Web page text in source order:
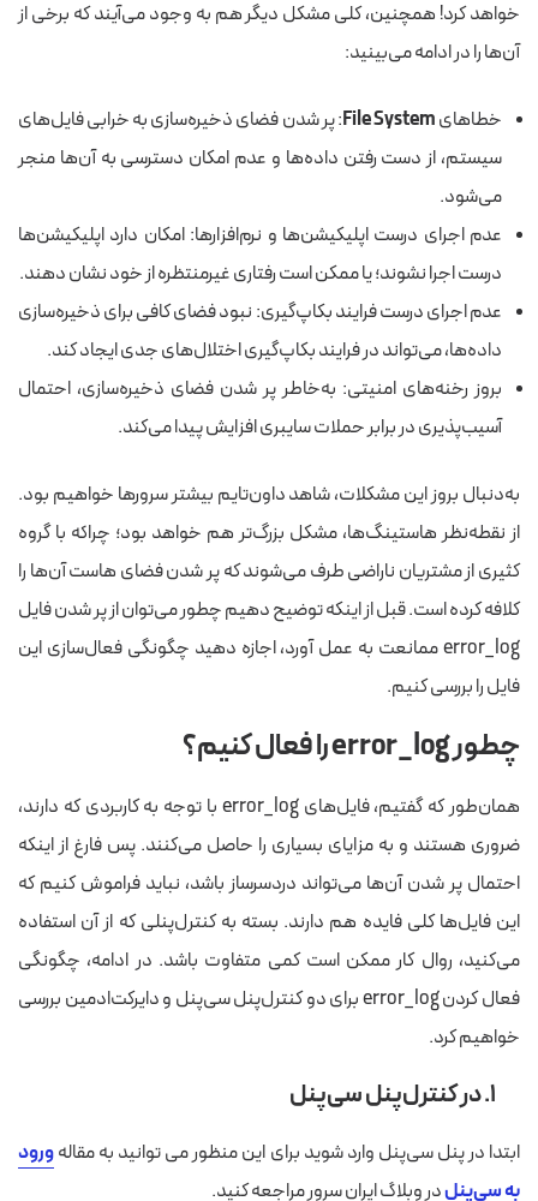
خواهد کرد! همچنین، کلی مشکل دیگر هم به وجود می‌آیند که برخی از
آن‌ها را در ادامه می‌بینید:
خطاهایFile System: پر شدن فضای ذخیره‌سازی به خرابی فایل‌های
سیستم، از دست رفتن داده‌ها و عدم امکان دسترسی به آن‌ها منجر
می‌شود.
عدم اجرای درست اپلیکیشن‌ها و نرم‌افزارها: امکان دارد اپلیکیشن‌ها
درست اجرا نشوند؛ یا ممکن است رفتاری غیرمنتظره از خود نشان دهند.
عدم اجرای درست فرایند بکاپ‌گیری: نبود فضای کافی برای ذخیره‌سازی
داده‌ها، می‌تواند در فرایند بکاپ‌گیری اختلال‌های جدی ایجاد کند.
بروز رخنه‌های امنیتی: به‌خاطر پر شدن فضای ذخیره‌سازی، احتمال
آسیب‌پذیری در برابر حملات سایبری افزایش پیدا می‌کند.
به‌دنبال بروز این مشکلات، شاهد داون‌تایم بیشتر سرورها خواهیم بود.
از نقطه‌نظر هاستینگ‌ها، مشکل بزرگ‌تر هم خواهد بود؛ چراکه با گروه
کثیری از مشتریان ناراضی طرف می‌شوند که پر شدن فضای هاست آن‌ها را
کلافه کرده است. قبل از اینکه توضیح دهیم چطور می‌توان از پر شدن فایل
error_log ممانعت به عمل آورد، اجازه دهید چگونگی فعال‌سازی این
فایل را بررسی کنیم.
چطور error_log را فعال کنیم؟
همان‌طور که گفتیم، فایل‌های error_log با توجه به کاربردی که دارند،
ضروری هستند و به مزایای بسیاری را حاصل می‌کنند. پس فارغ از اینکه
احتمال پر شدن آن‌ها می‌تواند دردسرساز باشد، نباید فراموش کنیم که
این فایل‌ها کلی فایده هم دارند. بسته به کنترل‌پنلی که از آن استفاده
می‌کنید، روال کار ممکن است کمی متفاوت باشد. در ادامه، چگونگی
فعال کردن error_log برای دو کنترل‌پنل سی‌پنل و دایرکت‌ادمین بررسی
خواهیم کرد.
۱. در کنترل‌پنل سی‌پنل
ابتدا در پنل سی‌پنل وارد شوید برای این منظور می توانید به مقالهورود
به سی‌پنلدر وبلاگ ایران سرور مراجعه کنید.